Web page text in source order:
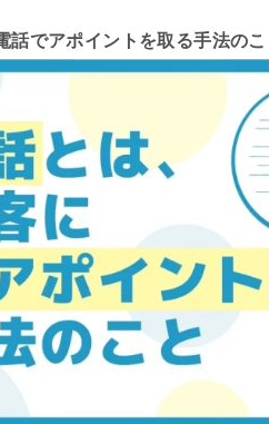
話でアポイントを取る手法のこ